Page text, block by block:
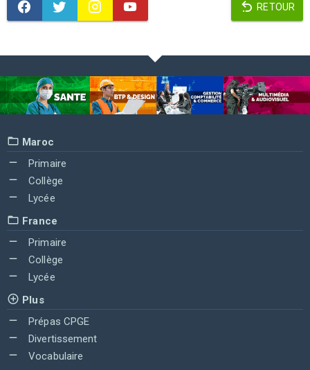
RETOUR
Maroc
Primaire
Collège
Lycée
France
Primaire
Collège
Lycée
Plus
Prépas CPGE
Divertissement
Vocabulaire